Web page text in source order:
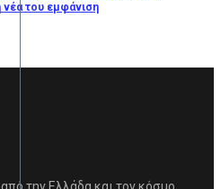
νέα του εμφάνιση